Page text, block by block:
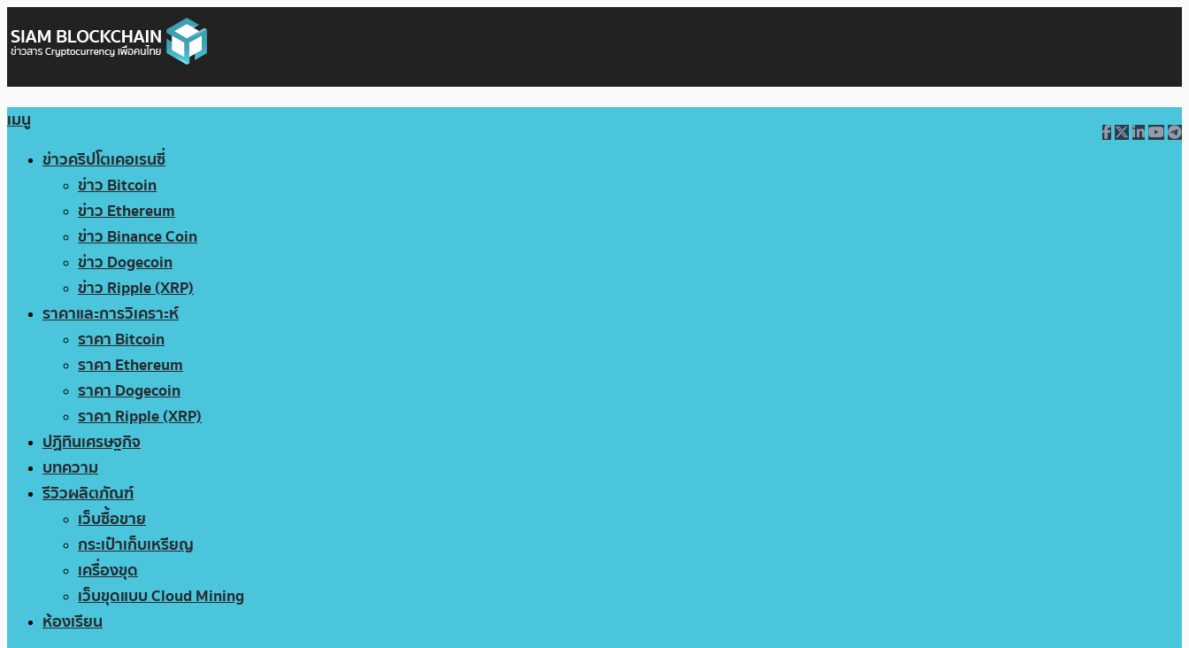
เมนู
ข่าวคริปโตเคอเรนซี่
ข่าว Bitcoin
ข่าว Ethereum
ข่าว Binance Coin
ข่าว Dogecoin
ข่าว Ripple (XRP)
ราคาและการวิเคราะห์
ราคา Bitcoin
ราคา Ethereum
ราคา Dogecoin
ราคา Ripple (XRP)
ปฏิทินเศรษฐกิจ
บทความ
รีวิวผลิตภัณฑ์
เว็บซื้อขาย
กระเป๋าเก็บเหรียญ
เครื่องขุด
เว็บขุดแบบ Cloud Mining
ห้องเรียน